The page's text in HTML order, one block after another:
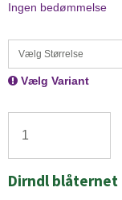
Ingen bedømmelse
Vælg Størrelse
Vælg Variant
Dirndl